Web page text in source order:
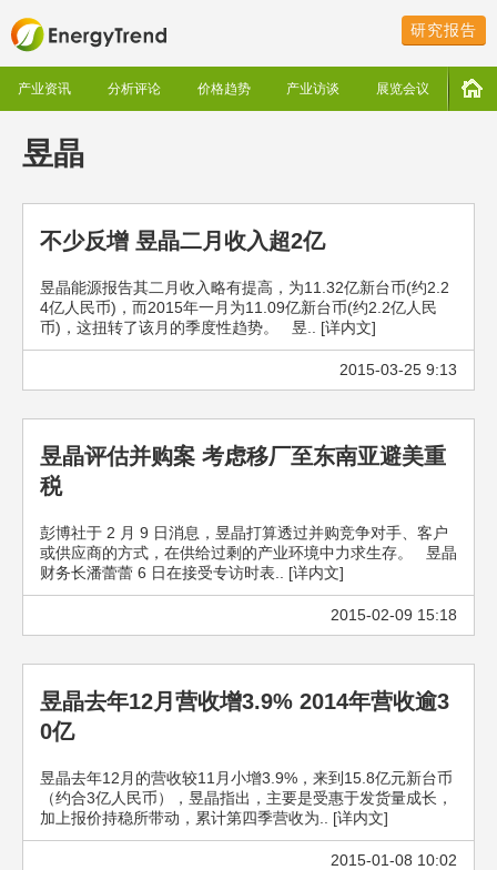
研究报告
产业资讯 分析评论 价格趋势 产业访谈 展览会议
昱晶
不少反增 昱晶二月收入超2亿
昱晶能源报告其二月收入略有提高，为11.32亿新台币(约2.2
4亿人民币)，而2015年一月为11.09亿新台币(约2.2亿人民
币)，这扭转了该月的季度性趋势。 昱.. [详内文]
2015-03-25 9:13
昱晶评估并购案 考虑移厂至东南亚避美重
税
彭博社于 2 月 9 日消息，昱晶打算透过并购竞争对手、客户
或供应商的方式，在供给过剩的产业环境中力求生存。 昱晶
财务长潘蕾蕾 6 日在接受专访时表.. [详内文]
2015-02-09 15:18
昱晶去年12月营收增3.9% 2014年营收逾3
0亿
昱晶去年12月的营收较11月小增3.9%，来到15.8亿元新台币
（约合3亿人民币），昱晶指出，主要是受惠于发货量成长，
加上报价持稳所带动，累计第四季营收为.. [详内文]
2015-01-08 10:02